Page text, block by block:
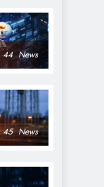
44 News
45 News